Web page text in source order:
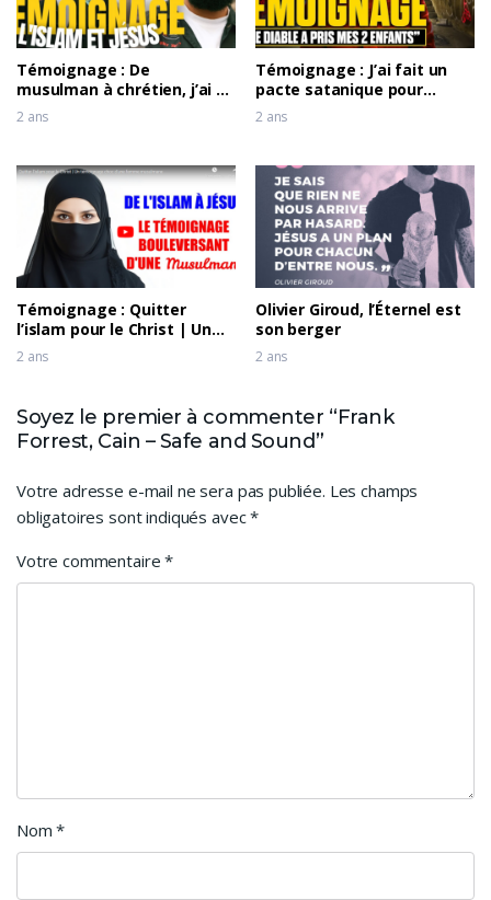
Témoignage : De
musulman à chrétien, j’ai vu
Jésus
2 ans
Témoignage : J’ai fait un
pacte satanique pour
réussir mon entreprise
2 ans
Témoignage : Quitter
l’islam pour le Christ | Un
témoignage choc d’une
2 ans
Olivier Giroud, l’Éternel est
son berger
2 ans
Soyez le premier à commenter “Frank
Forrest, Cain – Safe and Sound”
Votre adresse e-mail ne sera pas publiée. Les champs
obligatoires sont indiqués avec*
Votre commentaire*
Nom*